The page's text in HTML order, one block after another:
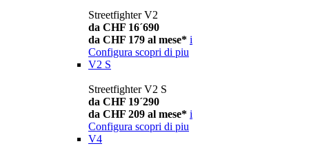
Streetfighter V2
da CHF 16´690
da CHF 179 al mese* i
Configura scopri di piu
V2 S
Streetfighter V2 S
da CHF 19´290
da CHF 209 al mese* i
Configura scopri di piu
V4